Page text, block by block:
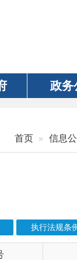
政
政务公开
乌恰县4月份重